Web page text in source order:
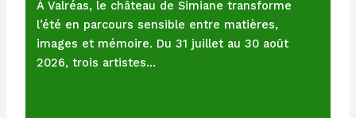
À Valréas, le château de Simiane transforme
l’été en parcours sensible entre matières,
images et mémoire. Du 31 juillet au 30 août
2026, trois artistes…